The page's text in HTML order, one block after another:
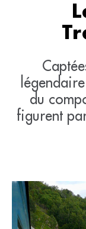
du
figurent